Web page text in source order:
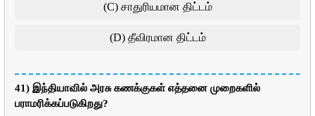
(C) சாதுரியமான திட்டம்
(D) தீவிரமான திட்டம்
41) இந்தியாவில் அரசு கணக்குகள் எத்தனை முறைகளில்
பராமரிக்கப்படுகிறது?